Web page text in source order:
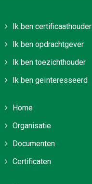
Ik ben certificaathouder
Ik ben opdrachtgever
Ik ben toezichthouder
Ik ben geïnteresseerd
Home
Organisatie
Documenten
Certificaten